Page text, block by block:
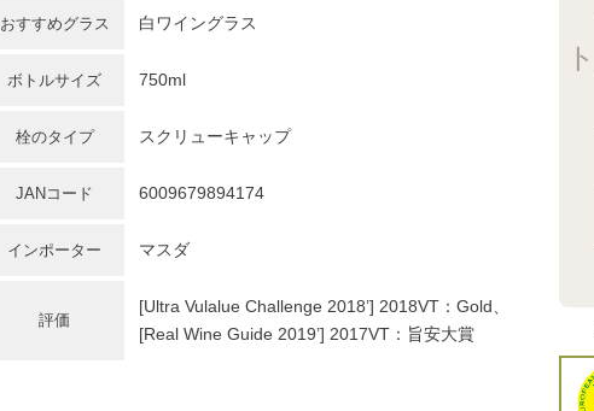
おすすめグラス 白ワイングラス
ボトルサイズ 750ml
栓のタイプ スクリューキャップ
JANコード 6009679894174
インポーター マスダ
評価
[Ultra Vulalue Challenge 2018’] 2018VT：Gold、
[Real Wine Guide 2019’] 2017VT：旨安大賞
ト